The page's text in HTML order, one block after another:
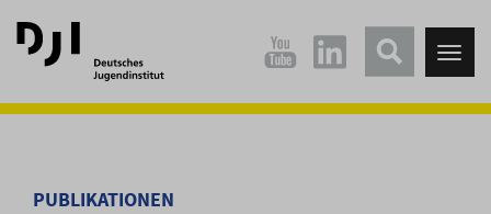
Direkt
zum
Hauptinhalt
Direkt
zum
Hauptmenü
PUBLIKATIONEN